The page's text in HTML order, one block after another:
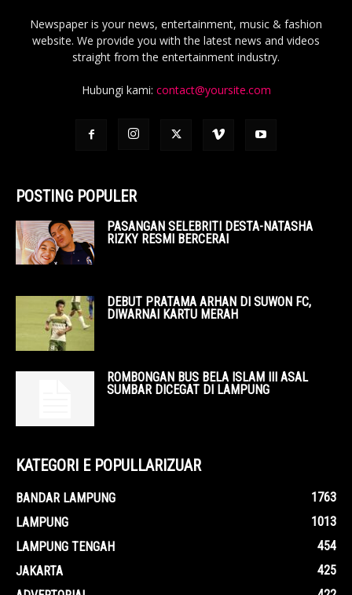
Newspaper is your news, entertainment, music & fashion
website. We provide you with the latest news and videos
straight from the entertainment industry.
Hubungi kami: contact@yoursite.com
POSTING POPULER
PASANGAN SELEBRITI DESTA-NATASHA
RIZKY RESMI BERCERAI
DEBUT PRATAMA ARHAN DI SUWON FC,
DIWARNAI KARTU MERAH
ROMBONGAN BUS BELA ISLAM III ASAL
SUMBAR DICEGAT DI LAMPUNG
KATEGORI E POPULLARIZUAR
BANDAR LAMPUNG
1763
LAMPUNG
1013
LAMPUNG TENGAH
454
JAKARTA
425